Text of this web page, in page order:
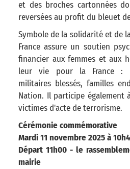
et des broches cartonnées
reversées au profit du bleuet
Symbole de la solidarité et de
France assure un soutien
financier aux femmes et aux
leur vie pour la France :
militaires blessés, familles
Nation. Il participe également
victimes d'acte de terrorisme.
Cérémonie commémorative
Mardi 11 novembre 2025 à
Départ 11h00 - le
mairie